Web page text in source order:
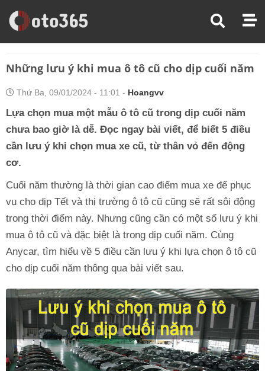
Trang Chủ
Kiến Thức Xe
Những lưu ý khi mua ô tô cũ cho dịp cuối năm
Thứ Ba, 09/01/2024 - 11:01 - Hoangvv
Lựa chọn mua một mẫu ô tô cũ trong dịp cuối năm
chưa bao giờ là dễ. Đọc ngay bài viết, để biết 5 điều
cần lưu ý khi chọn mua xe cũ, từ thân vỏ đến động
cơ.
Cuối năm thường là thời gian cao điểm mua xe để phục
vụ cho dịp Tết và thị trường ô tô cũ cũng sẽ rất sôi động
trong thời điểm này. Nhưng cũng cần có một số lưu ý khi
mua ô tô cũ và đặc biệt là trong dịp cuối năm. Cùng
Anycar, tìm hiểu về 5 điều cần lưu ý khi lựa chọn ô tô cũ
cho dịp cuối năm thông qua bài viết sau.